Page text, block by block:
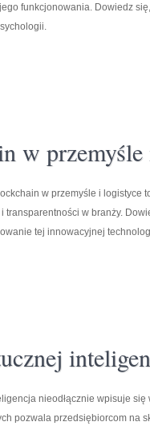
funkcjonowania. Dowiedz
w
w przemyśle i logistyce
transparentności w branży.
tej innowacyjnej
nieodłącznie wpisuje
pozwala przedsiębiorcom na